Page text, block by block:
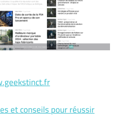
et conseils pour réussir